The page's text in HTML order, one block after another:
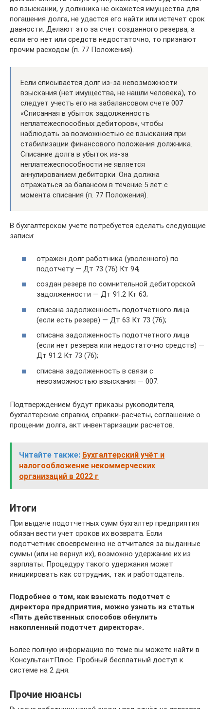
во взыскании, у должника не окажется имущества для
погашения долга, не удастся его найти или истечет срок
давности. Делают это за счет созданного резерва, а
если его нет или средств недостаточно, то признают
прочим расходом (п. 77 Положения).
Если списывается долг из-за невозможности
взыскания (нет имущества, не нашли человека), то
следует учесть его на забалансовом счете 007
«Списанная в убыток задолженность
неплатежеспособных дебиторов», чтобы
наблюдать за возможностью ее взыскания при
стабилизации финансового положения должника.
Списание долга в убыток из-за
неплатежеспособности не является
аннулированием дебиторки. Она должна
отражаться за балансом в течение 5 лет с
момента списания (п. 77 Положения).
В бухгалтерском учете потребуется сделать следующие
записи:
отражен долг работника (уволенного) по
подотчету — Дт 73 (76) Кт 94;
создан резерв по сомнительной дебиторской
задолженности — Дт 91.2 Кт 63;
списана задолженность подотчетного лица
(если есть резерв) — Дт 63 Кт 73 (76);
списана задолженность подотчетного лица
(если нет резерва или недостаточно средств) —
Дт 91.2 Кт 73 (76);
списана задолженность в связи с
невозможностью взыскания — 007.
Подтверждением будут приказы руководителя,
бухгалтерские справки, справки-расчеты, соглашение о
прощении долга, акт инвентаризации расчетов.
Читайте также: Бухгалтерский учёт и
налогообложение некоммерческих
организаций в 2022 г
Итоги
При выдаче подотчетных сумм бухгалтер предприятия
обязан вести учет сроков их возврата. Если
подотчетник своевременно не отчитался за выданные
суммы (или не вернул их), возможно удержание их из
зарплаты. Процедуру такого удержания может
инициировать как сотрудник, так и работодатель.
Подробнее о том, как взыскать подотчет с
директора предприятия, можно узнать из статьи
«Пять действенных способов обнулить
накопленный подотчет директора».
Более полную информацию по теме вы можете найти в
КонсультантПлюс. Пробный бесплатный доступ к
системе на 2 дня.
Прочие нюансы